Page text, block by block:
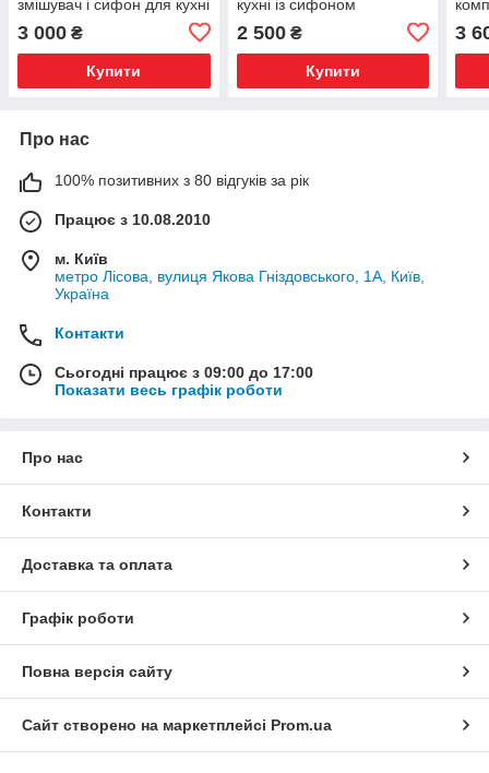
змішувач і сифон для кухні
3 000 ₴
Купити
кухні із сифоном
2 500₴
Купити
3
Про нас
100% позитивних з 80 відгуків за рік
Працює з 10.08.2010
м. Київ
метро Лісова, вулиця Якова Гніздовського, 1А, Київ,
Україна
Контакти
Сьогодні працює з 09:00 до 17:00
Показати весь графік роботи
Про нас
Контакти
Доставка та оплата
Графік роботи
Повна версія сайту
Сайт створено на маркетплейсі Prom.ua